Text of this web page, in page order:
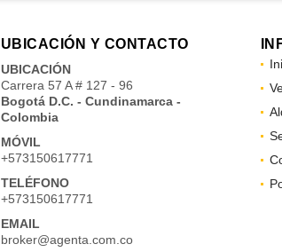
UBICACIÓN Y CONTACTO
UBICACIÓN
Carrera 57 A # 127 - 96
Bogotá D.C. - Cundinamarca -
Colombia
MÓVIL
+573150617771
TELÉFONO
+573150617771
EMAIL
broker@agenta.com.co